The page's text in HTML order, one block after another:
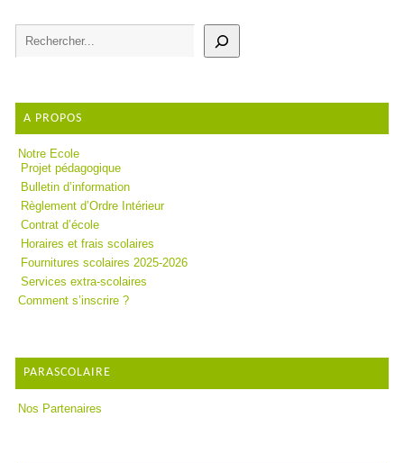
A PROPOS
Notre Ecole
Projet pédagogique
Bulletin d’information
Règlement d’Ordre Intérieur
Contrat d’école
Horaires et frais scolaires
Fournitures scolaires 2025-2026
Services extra-scolaires
Comment s’inscrire ?
PARASCOLAIRE
Nos Partenaires